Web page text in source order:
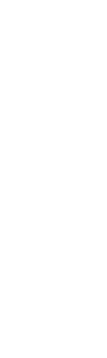
ile
yağ
keşfedin, doğal
Alanları
karşılaştırması.
Yağı
Alanları
Niaouli
yardımcı olur.